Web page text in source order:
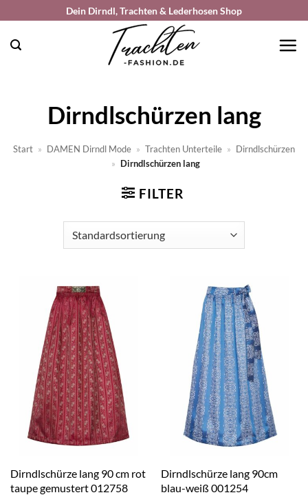
springen
Dein Dirndl, Trachten & Lederhosen Shop
Dirndlschürzen lang
Start » DAMEN Dirndl Mode » Trachten Unterteile » Dirndlschürzen
» Dirndlschürzen lang
FILTER
Dirndlschürze lang 90 cm rot
taupe gemustert 012758
Dirndlschürze lang 90cm
blau-weiß 001254